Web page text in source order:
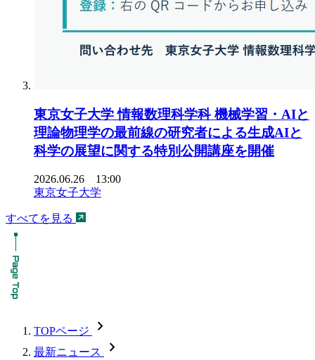
東京女子大学 情報数理科学科 機械学習・AIと
理論物理学の最前線の研究者による生成AIと
科学の展望に関する特別公開講座を開催
2026.06.26 13:00
東京女子大学
すべてを見る
TOPページ chevron_forward
最新ニュース chevron_forward